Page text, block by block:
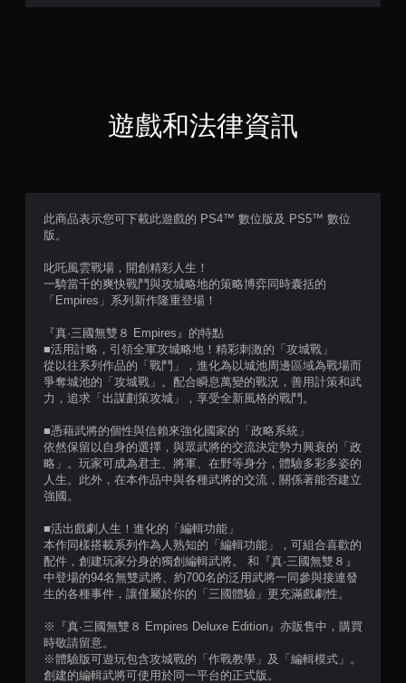
7
分
）
，
1
6
1
則
評
分
遊戲和法律資訊
此商品表示您可下載此遊戲的 PS4™ 數位版及 PS5™ 數位
版。
叱吒風雲戰場，開創精彩人生！
一騎當千的爽快戰鬥與攻城略地的策略博弈同時囊括的
「Empires」系列新作隆重登場！
『真·三國無雙８ Empires』的特點
■活用計略，引領全軍攻城略地！精彩刺激的「攻城戰」
從以往系列作品的「戰鬥」，進化為以城池周邊區域為戰場而
爭奪城池的「攻城戰」。配合瞬息萬變的戰況，善用計策和武
力，追求「出謀劃策攻城」，享受全新風格的戰鬥。
■憑藉武將的個性與信賴來強化國家的「政略系統」
依然保留以自身的選擇，與眾武將的交流決定勢力興衰的「政
略」。玩家可成為君主、將軍、在野等身分，體驗多彩多姿的
人生。此外，在本作品中與各種武將的交流，關係著能否建立
強國。
■活出戲劇人生！進化的「編輯功能」
本作同樣搭載系列作為人熟知的「編輯功能」，可組合喜歡的
配件，創建玩家分身的獨創編輯武將。 和『真·三國無雙８』
中登場的94名無雙武將、約700名的泛用武將一同參與接連發
生的各種事件，讓僅屬於你的「三國體驗」更充滿戲劇性。
※『真·三國無雙８ Empires Deluxe Edition』亦販售中，購買
時敬請留意。
※體驗版可遊玩包含攻城戰的「作戰教學」及「編輯模式」。
創建的編輯武將可使用於同一平台的正式版。